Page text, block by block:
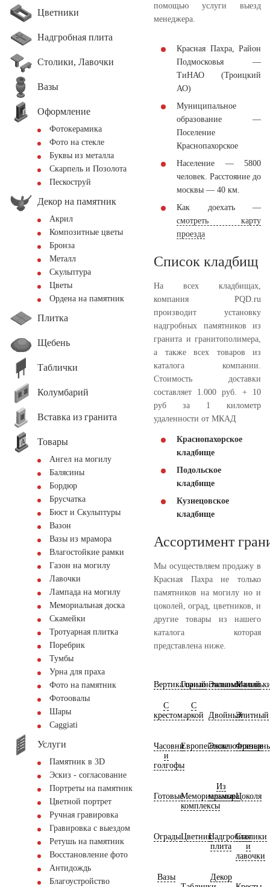
Цветники
Надгробная плита
Столики, Лавочки
Вазы
Оформление
Фотокерамика
Фото на стекле
Буквы из металла
Скарпель и Позолота
Пескоструй
Декор на памятник
Акрил
Композитные цветы
Бронза
Металл
Скульптура
Цветы
Ордена на памятник
Плитка
Щебень
Таблички
Колумбарий
Вставка из гранита
Товары
Ангел на могилу
Балясины
Бордюр
Брусчатка
Бюст и Скульптуры
Вазон
Вазы из мрамора
Влагостойкие рамки
Газон на могилу
Лавочки
Лампада на могилу
Мемориальная доска
Скамейки
Тротуарная плитка
Поребрик
Тумбы
Урна для праха
Фото на памятник
Фотоовалы
Шары
Сaggiati
Услуги
Памятник в 3D
Эскиз - согласование
Портреты на памятник
Цветной портрет
Ручная гравировка
Гравировка с выездом
Ретушь на памятник
Восстановление фото
Антидождь
Благоустройство
помощью услуги выезд
менеджера.
Красная Пахра, Район
Подмосковья —
ТиНАО (Троицкий
АО)
Муниципальное
образование —
Поселение
Краснопахорское
Население — 5800
человек. Расстояние до
москвы — 40 км.
Как доехать —
смотреть карту
проезда
Список кладбищ
На всех кладбищах,
компания PQD.ru
производит установку
надгробных памятников из
гранита и гранитополимера,
а также всех товаров из
каталога компании.
Стоимость доставки
составляет 1.000 руб. + 10
руб за 1 километр
удаленности от МКАД
Краснопахорское
кладбище
Подольское
кладбище
Кузнецовское
кладбище
Ассортимент
Мы осуществляем продажу в
Красная Пахра не только
памятников на могилу но и
цоколей, оград, цветников, и
другие товары из нашего
каталога которая
представлена ниже.
ВертикальныйГоризонтальный
Экономичный
С
крестом
С
аркой
ДвойныйЭлитный
Часовни
и
голгофы
ЕвропейскиеЭксклюзивные
ГотовыеМемориальные
комплексы
Из
мрамораЦоколя
ОградыЦветникНадгробная
плита
Столики
и
лавочки
Вазы
Декор